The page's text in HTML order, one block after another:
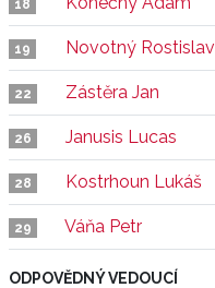
18
19 Novotný Rostislav
22 Zástěra Jan
26 Janusis Lucas
28 Kostrhoun Lukáš
29 Váňa Petr
ODPOVĚDNÝ VEDOUCÍ